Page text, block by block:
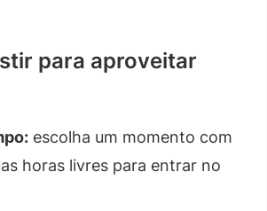
para aproveitar
escolha um momento com
horas livres para entrar no